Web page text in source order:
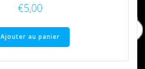
€5,00
Ajouter au panier